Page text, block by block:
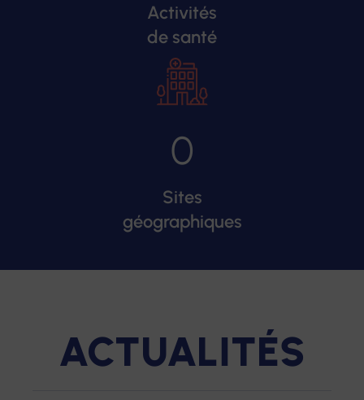
Activités
de santé
0
Sites
géographiques
ACTUALITÉS